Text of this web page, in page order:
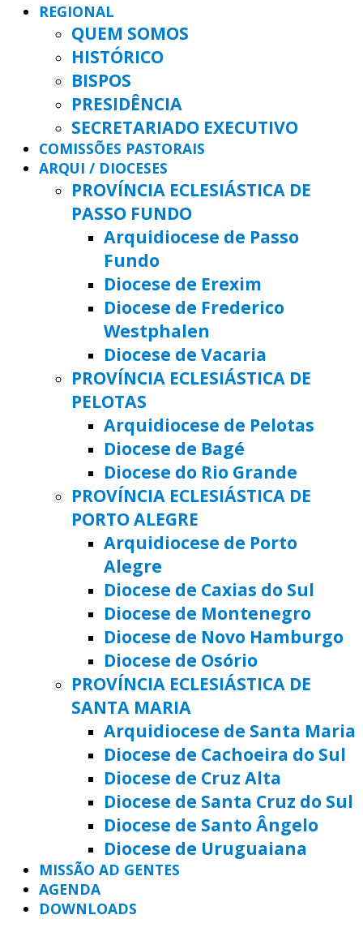
REGIONAL
QUEM SOMOS
HISTÓRICO
BISPOS
PRESIDÊNCIA
SECRETARIADO EXECUTIVO
COMISSÕES PASTORAIS
ARQUI / DIOCESES
PROVÍNCIA ECLESIÁSTICA DE
PASSO FUNDO
Arquidiocese de Passo
Fundo
Diocese de Erexim
Diocese de Frederico
Westphalen
Diocese de Vacaria
PROVÍNCIA ECLESIÁSTICA DE
PELOTAS
Arquidiocese de Pelotas
Diocese de Bagé
Diocese do Rio Grande
PROVÍNCIA ECLESIÁSTICA DE
PORTO ALEGRE
Arquidiocese de Porto
Alegre
Diocese de Caxias do Sul
Diocese de Montenegro
Diocese de Novo Hamburgo
Diocese de Osório
PROVÍNCIA ECLESIÁSTICA DE
SANTA MARIA
Arquidiocese de Santa Maria
Diocese de Cachoeira do Sul
Diocese de Cruz Alta
Diocese de Santa Cruz do Sul
Diocese de Santo Ângelo
Diocese de Uruguaiana
MISSÃO AD GENTES
AGENDA
DOWNLOADS